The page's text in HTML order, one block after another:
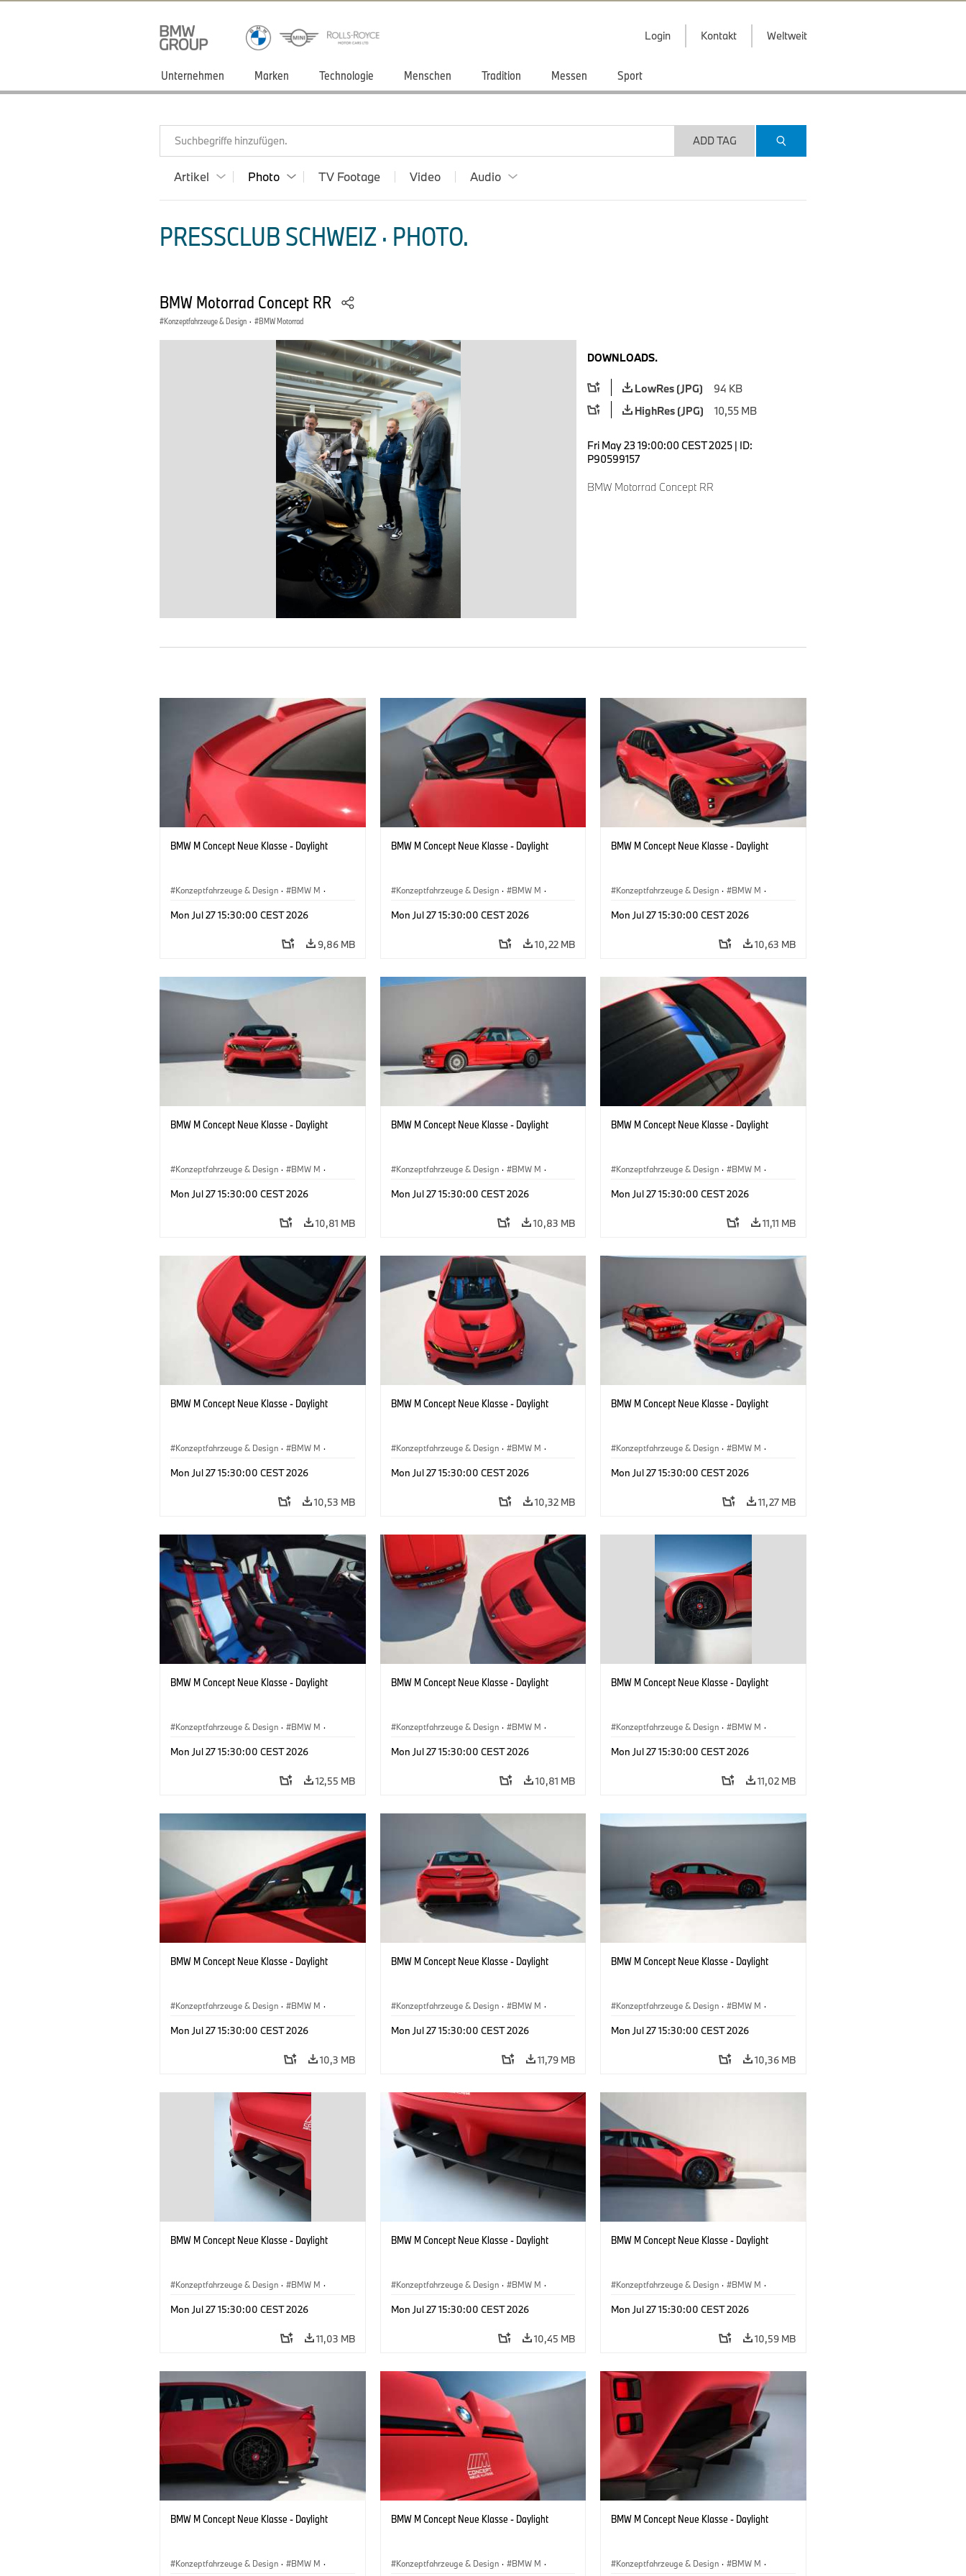
Login Kontakt Weltweit
Unternehmen Marken Technologie Menschen Tradition Messen Sport
Suchbegriffe hinzufügen. ADD TAG
Artikel Photo TV Footage Video Audio
PRESSCLUB SCHWEIZ · PHOTO.
BMW Motorrad Concept RR
Konzeptfahrzeuge & Design · BMW Motorrad
DOWNLOADS.
LowRes (JPG)
94 KB
HighRes (JPG)
10,55 MB
Fri May 23 19:00:00 CEST 2025 | ID:
P90599157
BMW Motorrad Concept RR
BMW M Concept Neue Klasse - Daylight
Konzeptfahrzeuge & Design · BMW M ·
Mon Jul 27 15:30:00 CEST 2026
9,86 MB
BMW M Concept Neue Klasse - Daylight
Konzeptfahrzeuge & Design · BMW M ·
Mon Jul 27 15:30:00 CEST 2026
10,22 MB
BMW M Concept Neue Klasse - Daylight
Konzeptfahrzeuge & Design · BMW M ·
Mon Jul 27 15:30:00 CEST 2026
10,63 MB
BMW M Concept Neue Klasse - Daylight
Konzeptfahrzeuge & Design · BMW M ·
Mon Jul 27 15:30:00 CEST 2026
10,81 MB
BMW M Concept Neue Klasse - Daylight
Konzeptfahrzeuge & Design · BMW M ·
Mon Jul 27 15:30:00 CEST 2026
10,83 MB
BMW M Concept Neue Klasse - Daylight
Konzeptfahrzeuge & Design · BMW M ·
Mon Jul 27 15:30:00 CEST 2026
11,11 MB
BMW M Concept Neue Klasse - Daylight
Konzeptfahrzeuge & Design · BMW M ·
Mon Jul 27 15:30:00 CEST 2026
10,53 MB
BMW M Concept Neue Klasse - Daylight
Konzeptfahrzeuge & Design · BMW M ·
Mon Jul 27 15:30:00 CEST 2026
10,32 MB
BMW M Concept Neue Klasse - Daylight
Konzeptfahrzeuge & Design · BMW M ·
Mon Jul 27 15:30:00 CEST 2026
11,27 MB
BMW M Concept Neue Klasse - Daylight
Konzeptfahrzeuge & Design · BMW M ·
Mon Jul 27 15:30:00 CEST 2026
12,55 MB
BMW M Concept Neue Klasse - Daylight
Konzeptfahrzeuge & Design · BMW M ·
Mon Jul 27 15:30:00 CEST 2026
10,81 MB
BMW M Concept Neue Klasse - Daylight
Konzeptfahrzeuge & Design · BMW M ·
Mon Jul 27 15:30:00 CEST 2026
11,02 MB
BMW M Concept Neue Klasse - Daylight
Konzeptfahrzeuge & Design · BMW M ·
Mon Jul 27 15:30:00 CEST 2026
10,3 MB
BMW M Concept Neue Klasse - Daylight
Konzeptfahrzeuge & Design · BMW M ·
Mon Jul 27 15:30:00 CEST 2026
11,79 MB
BMW M Concept Neue Klasse - Daylight
Konzeptfahrzeuge & Design · BMW M ·
Mon Jul 27 15:30:00 CEST 2026
10,36 MB
BMW M Concept Neue Klasse - Daylight
Konzeptfahrzeuge & Design · BMW M ·
Mon Jul 27 15:30:00 CEST 2026
11,03 MB
BMW M Concept Neue Klasse - Daylight
Konzeptfahrzeuge & Design · BMW M ·
Mon Jul 27 15:30:00 CEST 2026
10,45 MB
BMW M Concept Neue Klasse - Daylight
Konzeptfahrzeuge & Design · BMW M ·
Mon Jul 27 15:30:00 CEST 2026
10,59 MB
BMW M Concept Neue Klasse - Daylight
Konzeptfahrzeuge & Design · BMW M ·
BMW M Concept Neue Klasse - Daylight
Konzeptfahrzeuge & Design · BMW M ·
BMW M Concept Neue Klasse - Daylight
Konzeptfahrzeuge & Design · BMW M ·